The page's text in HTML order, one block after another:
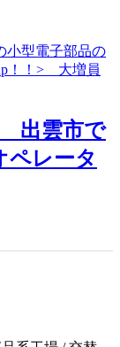
出雲市で
ペレータ